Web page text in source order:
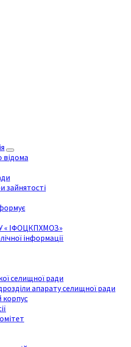
відома
зайнятості
« ІФОЦКПХМОЗ»
інформації
селищної ради
апарату селищної ради
корпус